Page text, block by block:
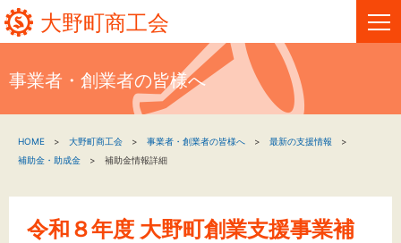
大野町商工会
新着情報
関係機関の方へ
事業者・創業者の皆様へ
HOME 大野町商工会 事業者・創業者の皆様へ
最新の支援情報
補助金・助成金
補助金情報詳細
令和８年度 大野町創業支援事業補